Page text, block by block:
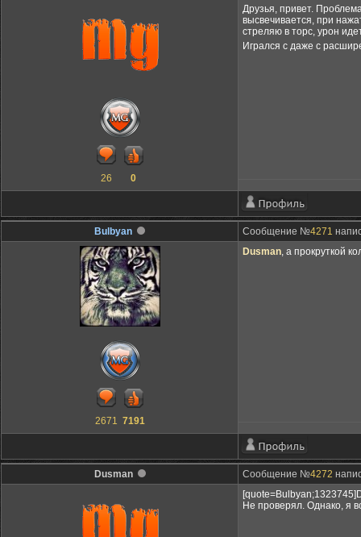
26 0
Друзья, привет.
высвечивается, при
стреляю в торс, урон
Игрался с даже с
Bulbyan Сообщение №4271
2671 7191
Dusman, а прокруткой
Dusman Сообщение №4272
Не проверял. Однако, я